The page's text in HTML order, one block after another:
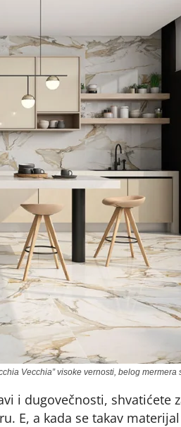
Vecchia” visoke vernosti, belog mermera
i dugovečnosti, shvatićete
E, a kada se takav